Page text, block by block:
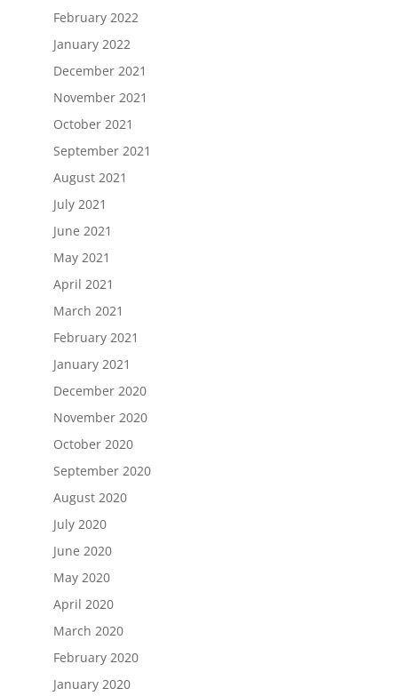
February 2022
January 2022
December 2021
November 2021
October 2021
September 2021
August 2021
July 2021
June 2021
May 2021
April 2021
March 2021
February 2021
January 2021
December 2020
November 2020
October 2020
September 2020
August 2020
July 2020
June 2020
May 2020
April 2020
March 2020
February 2020
January 2020